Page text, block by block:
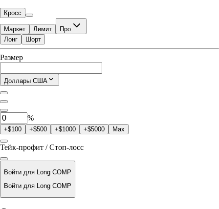
Кросс
Маркет Лимит Про
Доступно для торговли
$0.00
Текущая позиция
0 COMP
Лонг Шорт
Размер
Доллары США
%
+$100 +$500 +$1000 +$5000 Max
Тейк-профит / Стоп-лосс
Войти для Long COMP
Войти для Long COMP